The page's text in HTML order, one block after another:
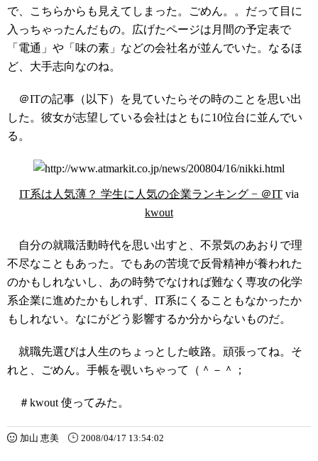
で、こちらからも見えてしまった。ごめん。。だって目に
入っちゃったんだもの。広げたページは月間の予定表で
「電通」や「味の素」などの会社名が並んでいた。なるほ
ど、大手志向なのね。
＠ITの記事（以下）を見ていたらその時のことを思い出
した。彼女が志望している会社はともに10位台に並んでい
る。
IT系は人気薄？ 学生に人気の企業ランキング − ＠IT via
kwout
自分の就職活動時代を思い出すと、不景気のあおりで理
不尽なこともあった。でもあの苦境で反骨精神が養われた
のかもしれないし、あの時勢でなければ難なく専攻の化学
系企業に進めたかもしれず、IT系にくることもなかったか
もしれない。なにがどう影響するか分からないものだ。
就職先選びは人生のちょっとした岐路。頑張ってね。そ
れと、ごめん。手帳を覗いちゃって（＾－＾；
＃kwout 使ってみた。
加山 恵美 2008/04/17 13:54:02